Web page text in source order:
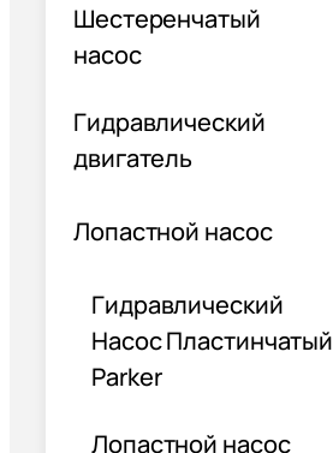
Шестеренчатый
насос
Гидравлический
двигатель
Лопастной насос
Гидравлический
Насос Пластинчатый
Parker
Лопастной насос